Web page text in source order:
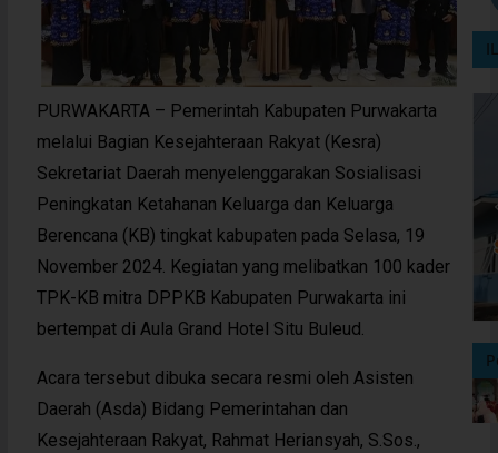
PURWAKARTA – Pemerintah Kabupaten Purwakarta
melalui Bagian Kesejahteraan Rakyat (Kesra)
Sekretariat Daerah menyelenggarakan Sosialisasi
Peningkatan Ketahanan Keluarga dan Keluarga
Berencana (KB) tingkat kabupaten pada Selasa, 19
November 2024. Kegiatan yang melibatkan 100 kader
TPK-KB mitra DPPKB Kabupaten Purwakarta ini
bertempat di Aula Grand Hotel Situ Buleud.
Acara tersebut dibuka secara resmi oleh Asisten
Daerah (Asda) Bidang Pemerintahan dan
Kesejahteraan Rakyat, Rahmat Heriansyah, S.Sos.,